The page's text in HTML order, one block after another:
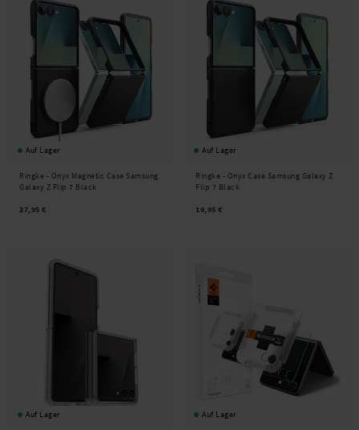
Auf Lager
Ringke - Onyx Magnetic Case Samsung
Galaxy Z Flip 7 Black
27,95 €
Auf Lager
Ringke - Onyx Case Samsung Galaxy Z
Flip 7 Black
19,95 €
Auf Lager Auf Lager